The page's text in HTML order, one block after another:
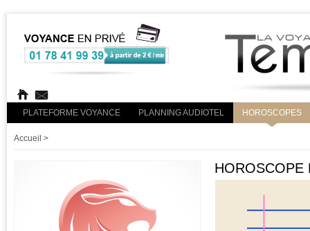
PLATEFORME VOYANCE PLANNING AUDIOTEL HOROSCOPES
Accueil >
HOROSCOPE